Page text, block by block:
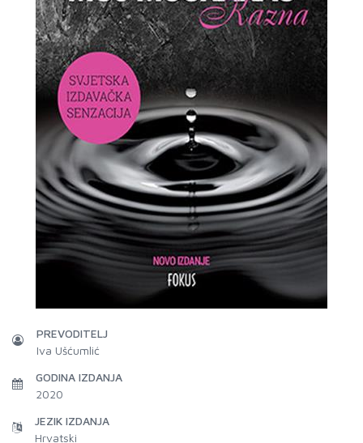
PREVODITELJ
Iva Ušćumlić
GODINA IZDANJA
2020
JEZIK IZDANJA
Hrvatski